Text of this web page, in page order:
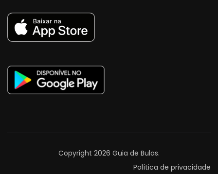
Copyright 2026 Guia de Bulas.
Política de privacidade